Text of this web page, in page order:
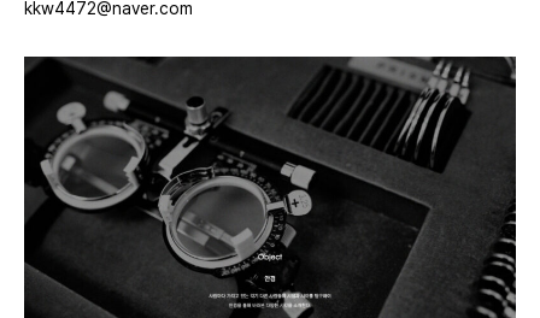
kkw4472@naver.com